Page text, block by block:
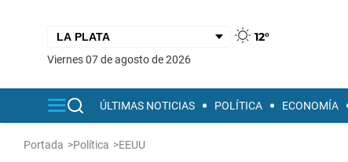
12°
viernes 07 de agosto de 2026
ÚLTIMAS NOTICIAS POLÍTICA ECONOMÍA
Portada >Política >EEUU